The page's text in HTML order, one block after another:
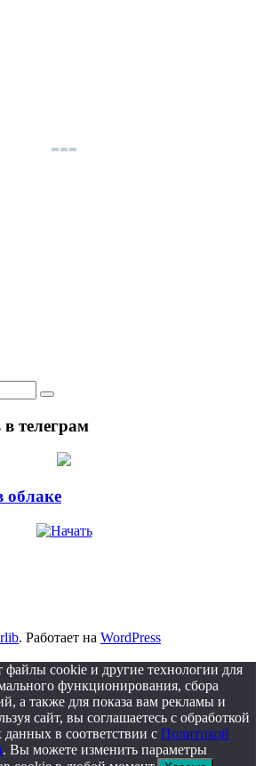
телеграм
облаке
. Работает на WordPress
файлы cookie и другие технологии для
функционирования, сбора
а также для показа вам рекламы и
сайт, вы соглашаетесь с обработкой
в соответствии с Политикой
. Вы можете изменить параметры